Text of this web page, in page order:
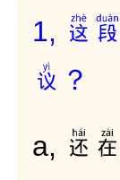
1, 这
议？
a, 还